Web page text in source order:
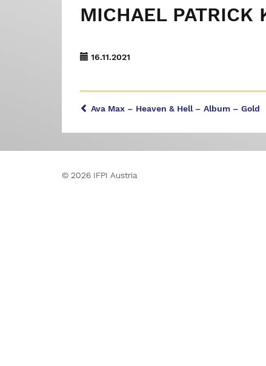
MICHAEL
16.11.2021
Ava Max – Heaven & Hell – Album – Gold
© 2026 IFPI Austria